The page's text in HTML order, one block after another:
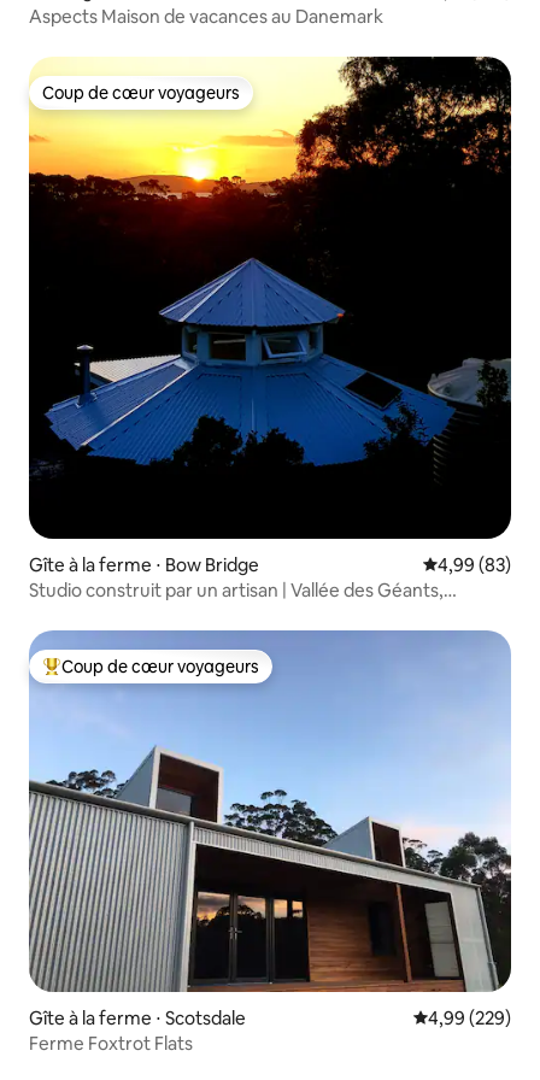
Aspects Maison de vacances au Danemark
Coup de cœur voyageurs
Coup de cœur voyageurs
Gîte à la ferme ⋅ Bow Bridge Évaluation
4,99 (83)
Studio construit par un artisan | Vallée des Géants,
Coups de cœur voyageurs les plus appréciés
Coup de cœur voyageurs
Gîte à la ferme ⋅ Scotsdale Évaluation
4,99 (229)
Ferme Foxtrot Flats